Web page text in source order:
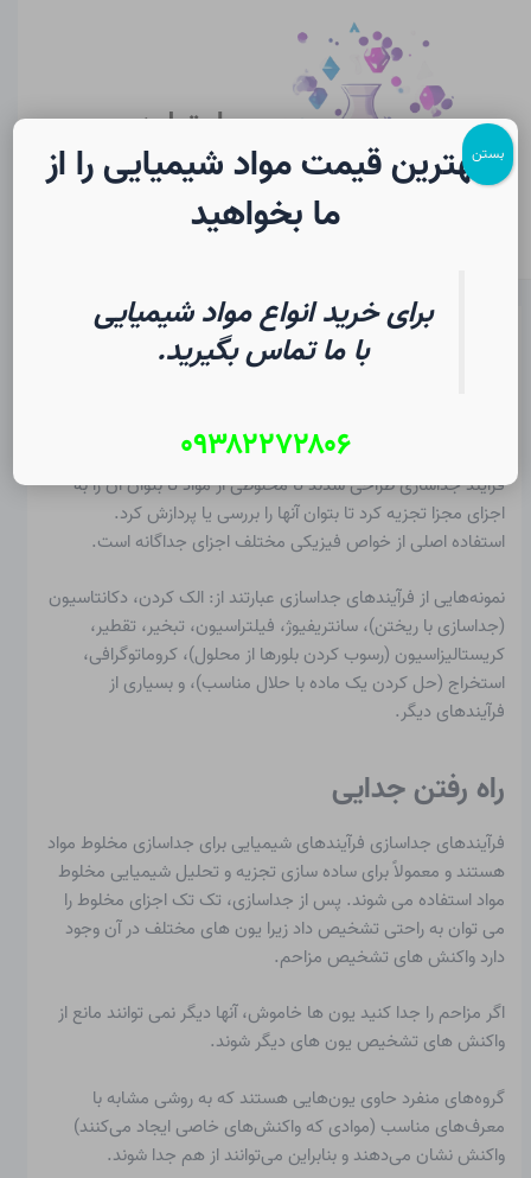
سایت لرن
شیمی
جداسازی در شیمی | فرهنگ لغت
Christopher J. Ziegler
فرآیند جداسازیطراحی شدند تامخلوطی از موادتا بتوان آن را به
اجزای مجزا تجزیه کرد تا بتوان آنها را بررسی یا پردازش کرد.
استفاده اصلی از خواص فیزیکی مختلف اجزای جداگانه است.
نمونه‌هایی از فرآیندهای جداسازی عبارتند از: الک کردن، دکانتاسیون
(جداسازی با ریختن)، سانتریفیوژ، فیلتراسیون، تبخیر، تقطیر،
کریستالیزاسیون (رسوب کردن بلورها از محلول)، کروماتوگرافی،
استخراج (حل کردن یک ماده با حلال مناسب)، و بسیاری از
فرآیندهای دیگر.
راه رفتن جدایی
فرآیندهای جداسازی فرآیندهای شیمیایی برای جداسازی مخلوط مواد
هستند و معمولاً برای ساده سازی تجزیه و تحلیل شیمیایی مخلوط
مواد استفاده می شوند. پس از جداسازی، تک تک اجزای مخلوط را
می توان به راحتی تشخیص داد زیرا یون های مختلف در آن وجود
داردواکنش های تشخیص مزاحم.
اگر مزاحم را جدا کنید یون ها خاموش، آنها دیگر نمی توانند مانع از
واکنش های تشخیص یون های دیگر شوند.
گروه‌های منفرد حاوی یون‌هایی هستند که به روشی مشابه با
معرف‌های مناسب (موادی که واکنش‌های خاصی ایجاد می‌کنند)
واکنش نشان می‌دهند و بنابراین می‌توانند از هم جدا شوند.
بهترین قیمت مواد شیمیایی را از
ما بخواهید
برای خرید انواع مواد شیمیایی
با ما تماس بگیرید.
۰۹۳۸۲۲۷۲۸۰۶
بستن